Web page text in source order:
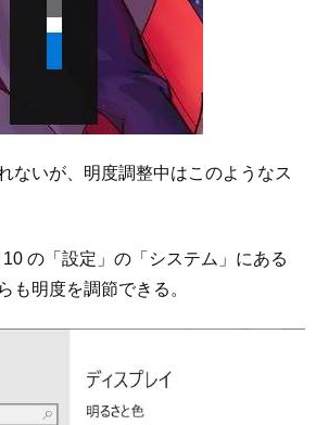
ないが、明度調整中はこのようなス
の「設定」の「システム」にある
も明度を調節できる。